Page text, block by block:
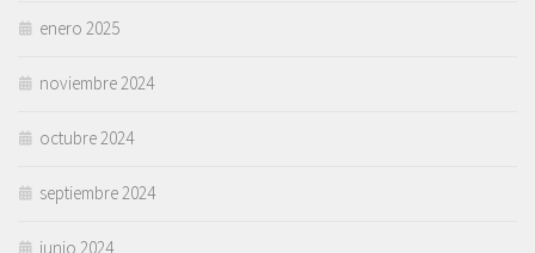
enero 2025
noviembre 2024
octubre 2024
septiembre 2024
junio 2024